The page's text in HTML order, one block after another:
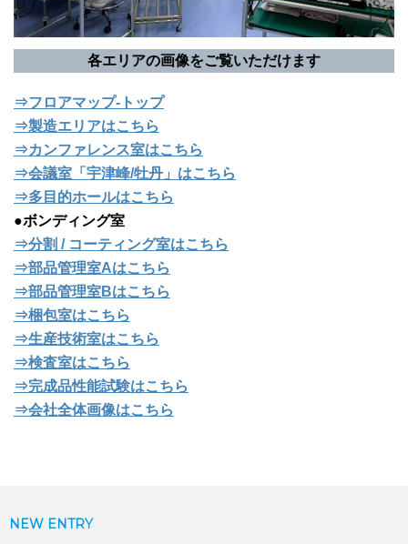
各エリアの画像をご覧いただけます
⇒フロアマップ-トップ
⇒製造エリアはこちら
⇒カンファレンス室はこちら
⇒会議室「宇津峰/牡丹」はこちら
⇒多目的ホールはこちら
●ボンディング室
⇒分割 / コーティング室はこちら
⇒部品管理室Aはこちら
⇒部品管理室Bはこちら
⇒梱包室はこちら
⇒生産技術室はこちら
⇒検査室はこちら
⇒完成品性能試験はこちら
⇒会社全体画像はこちら
NEW ENTRY